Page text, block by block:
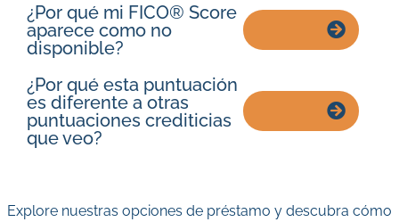
¿Por qué mi FICO® Score
aparece como no
disponible?
¿Por qué esta puntuación
es diferente a otras
puntuaciones crediticias
que veo?
Explore nuestras opciones de préstamo y descubra cómo